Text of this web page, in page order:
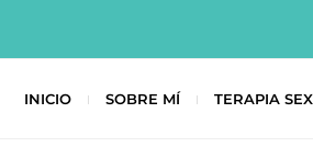
INICIO SOBRE MÍ TERAPIA